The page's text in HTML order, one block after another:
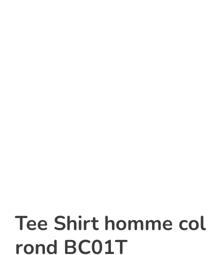
Tee Shirt homme col
rond BC01T